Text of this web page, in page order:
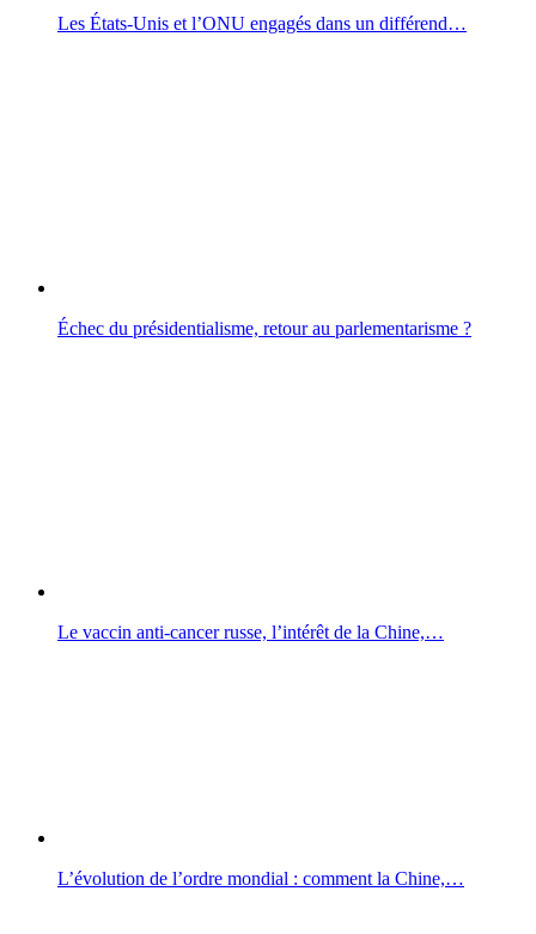
Les États-Unis et l’ONU engagés dans un différend…
Échec du présidentialisme, retour au parlementarisme ?
Le vaccin anti-cancer russe, l’intérêt de la Chine,…
L’évolution de l’ordre mondial : comment la Chine,…